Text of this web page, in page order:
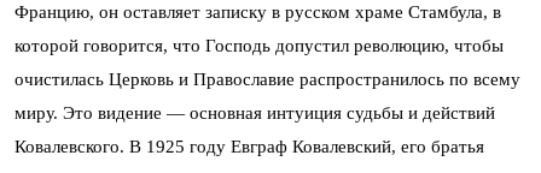
Францию, он оставляет записку в русском храме Стамбула, в
которой говорится, что Господь допустил революцию, чтобы
очистилась Церковь и Православие распространилось по всему
миру. Это видение — основная интуиция судьбы и действий
Ковалевского. В 1925 году Евграф Ковалевский, его братья